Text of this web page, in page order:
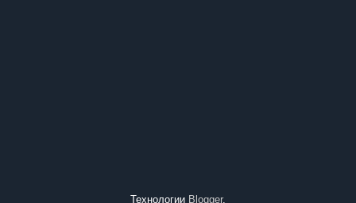
Технологии Blogger.